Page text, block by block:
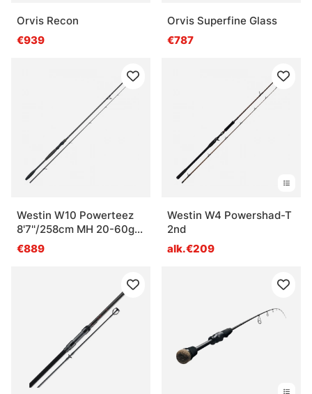
Orvis Recon
€939
Orvis Superfine Glass
€787
Westin W10 Powerteez
8'7''/258cm MH 20-60g
2sec W10 Octagon Tube
€889
Westin W4 Powershad-T
2nd
alk.€209